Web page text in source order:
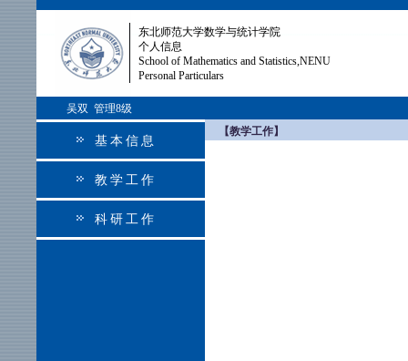
东北师范大学数学与统计学院
个人信息
School of Mathematics and Statistics,NENU
Personal Particulars
吴双 管理8级
基本信息
教学工作
科研工作
【教学工作】